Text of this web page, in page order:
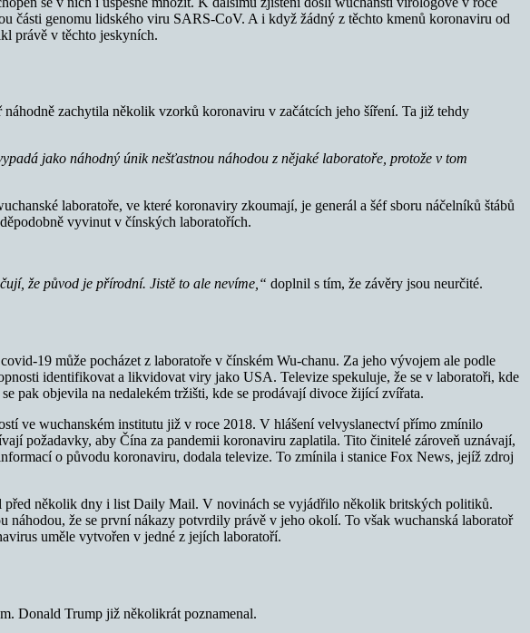
části genomu lidského viru SARS-CoV. A i když žádný z těchto kmenů koronaviru od
právě v těchto jeskyních.
náhodně zachytila několik vzorků koronaviru v začátcích jeho šíření. Ta již tehdy
jako náhodný únik nešťastnou náhodou z nějaké laboratoře, protože v tom
laboratoře, ve které koronaviry zkoumají, je generál a šéf sboru náčelníků štábů
vyvinut v čínských laboratořích.
že původ je přírodní. Jistě to ale nevíme,“ doplnil s tím, že závěry jsou neurčité.
19 může pocházet z laboratoře v čínském Wu-chanu. Za jeho vývojem ale podle
identifikovat a likvidovat viry jako USA. Televize spekuluje, že se v laboratoři, kde
pak objevila na nedalekém tržišti, kde se prodávají divoce žijící zvířata.
ve wuchanském institutu již v roce 2018. V hlášení velvyslanectví přímo zmínilo
požadavky, aby Čína za pandemii koronaviru zaplatila. Tito činitelé zároveň uznávají,
o původu koronaviru, dodala televize. To zmínila i stanice Fox News, jejíž zdroj
několik dny i list Daily Mail. V novinách se vyjádřilo několik britských politiků.
že se první nákazy potvrdily právě v jeho okolí. To však wuchanská laboratoř
uměle vytvořen v jedné z jejích laboratoří.
Donald Trump již několikrát poznamenal.